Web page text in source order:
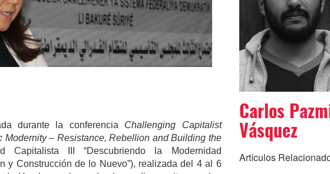
durante la conferencia Challenging Capitalist
Modernity – Resistance, Rebellion and Building the
Capitalista III “Descubriendo la Modernidad
y Construcción de lo Nuevo”), realizada del 4 al 6
Carlos
Vásquez
Artículos